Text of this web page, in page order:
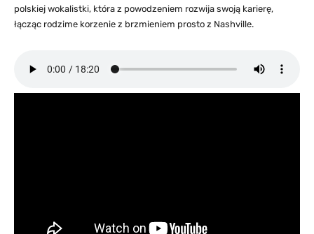
polskiej wokalistki, która z powodzeniem rozwija swoją karierę,
łącząc rodzime korzenie z brzmieniem prosto z Nashville.